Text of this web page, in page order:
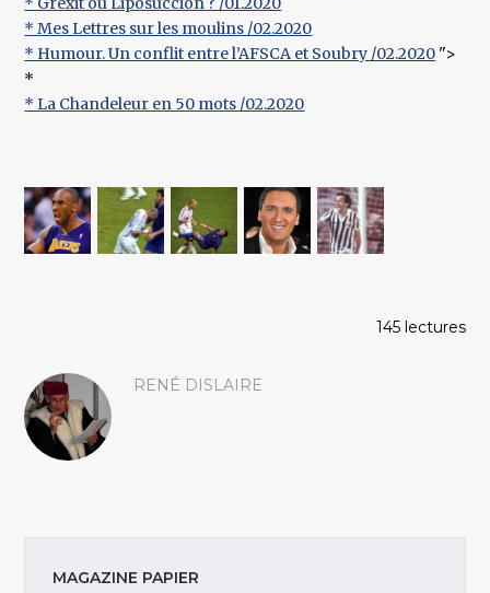
* Mes Lettres sur les moulins /02.2020
* Humour. Un conflit entre l’AFSCA et Soubry /02.2020 ">
*
* La Chandeleur en 50 mots /02.2020
145 lectures
RENÉ DISLAIRE
MAGAZINE PAPIER